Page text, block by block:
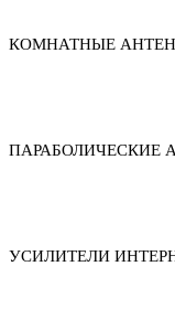
КОМНАТНЫЕ
ПАРАБОЛИЧЕСКИЕ
УСИЛИТЕЛИ